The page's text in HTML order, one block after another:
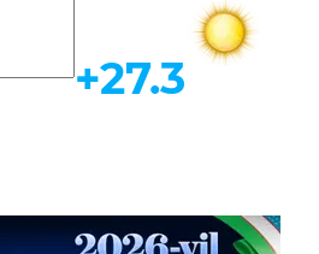
Ob-havo
+27.3